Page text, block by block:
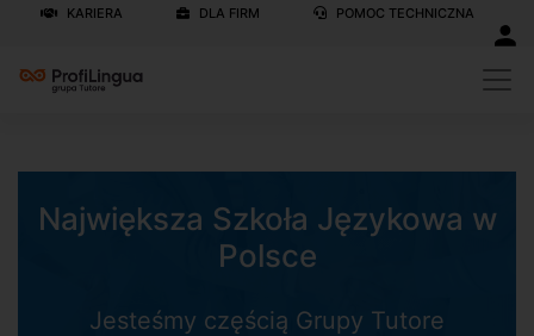
KARIERA DLA FIRM POMOC TECHNICZNA
Największa Szkoła Językowa w
Polsce
Jesteśmy częścią Grupy Tutore